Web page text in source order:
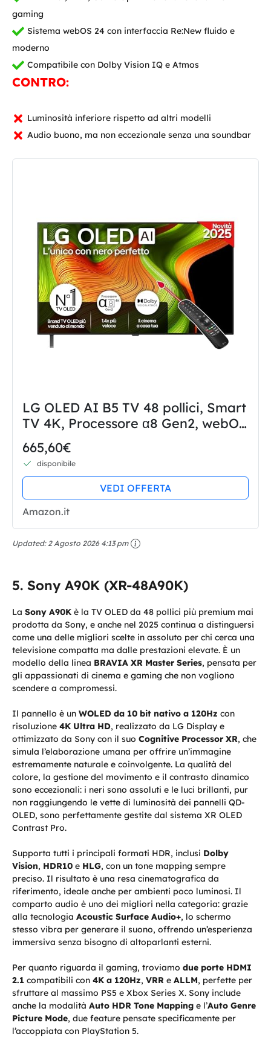
gaming
Sistema webOS 24 con interfaccia Re:New fluido e
moderno
Compatibile con Dolby Vision IQ e Atmos
CONTRO:
Luminosità inferiore rispetto ad altri modelli
Audio buono, ma non eccezionale senza una soundbar
LG OLED AI B5 TV 48 pollici, Smart
TV 4K, Processore α8 Gen2, webOS
con AI, Dolby Vision e Atmos,
Gaming con VRR, GSYNC e
FreeSync 4K@120Hz, 4 HDMI 2.1,...
665,60€
disponibile
VEDI OFFERTA
Amazon.it
Updated: 2 Agosto 2026 4:13 pm
Sony A90K (XR-48A90K)
La Sony A90K è la TV OLED da 48 pollici più premium mai
prodotta da Sony, e anche nel 2025 continua a distinguersi
come una delle migliori scelte in assoluto per chi cerca una
televisione compatta ma dalle prestazioni elevate. È un
modello della linea BRAVIA XR Master Series, pensata per
gli appassionati di cinema e gaming che non vogliono
scendere a compromessi.
Il pannello è un WOLED da 10 bit nativo a 120Hz con
risoluzione 4K Ultra HD, realizzato da LG Display e
ottimizzato da Sony con il suo Cognitive Processor XR, che
simula l’elaborazione umana per offrire un’immagine
estremamente naturale e coinvolgente. La qualità del
colore, la gestione del movimento e il contrasto dinamico
sono eccezionali: i neri sono assoluti e le luci brillanti, pur
non raggiungendo le vette di luminosità dei pannelli QD-
OLED, sono perfettamente gestite dal sistema XR OLED
Contrast Pro.
Supporta tutti i principali formati HDR, inclusi Dolby
Vision, HDR10 e HLG, con un tone mapping sempre
preciso. Il risultato è una resa cinematografica da
riferimento, ideale anche per ambienti poco luminosi. Il
comparto audio è uno dei migliori nella categoria: grazie
alla tecnologia Acoustic Surface Audio+, lo schermo
stesso vibra per generare il suono, offrendo un’esperienza
immersiva senza bisogno di altoparlanti esterni.
Per quanto riguarda il gaming, troviamo due porte HDMI
2.1 compatibili con 4K a 120Hz, VRR e ALLM, perfette per
sfruttare al massimo PS5 e Xbox Series X. Sony include
anche la modalità Auto HDR Tone Mapping e l’Auto Genre
Picture Mode, due feature pensate specificamente per
l’accoppiata con PlayStation 5.